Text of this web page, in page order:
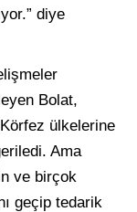
diye
Bolat,
ülkelerine
Ama
ve birçok
geçip tedarik